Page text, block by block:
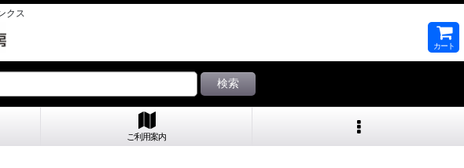
クス
カート
検索
ご利用案内